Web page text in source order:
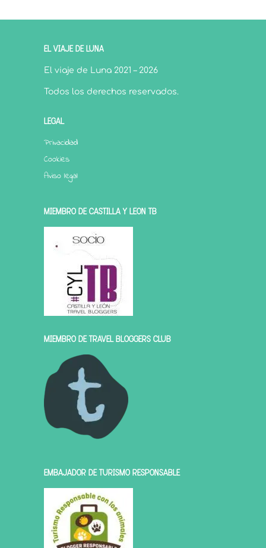
EL VIAJE DE LUNA
El viaje de Luna 2021 – 2026
Todos los derechos reservados.
LEGAL
Privacidad
Cookies
Aviso legal
MIEMBRO DE CASTILLA Y LEÓN TB
MIEMBRO DE TRAVEL BLOGGERS CLUB
EMBAJADOR DE TURISMO RESPONSABLE